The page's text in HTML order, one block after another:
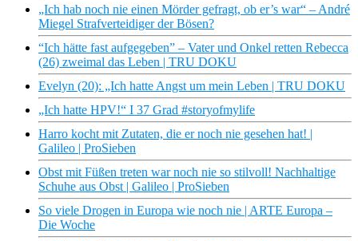
„Ich hab noch nie einen Mörder gefragt, ob er’s war“ – André
Miegel Strafverteidiger der Bösen?
“Ich hätte fast aufgegeben” – Vater und Onkel retten Rebecca
(26) zweimal das Leben | TRU DOKU
Evelyn (20): „Ich hatte Angst um mein Leben | TRU DOKU
„Ich hatte HPV!“ I 37 Grad #storyofmylife
Harro kocht mit Zutaten, die er noch nie gesehen hat! |
Galileo | ProSieben
Obst mit Füßen treten war noch nie so stilvoll! Nachhaltige
Schuhe aus Obst | Galileo | ProSieben
So viele Drogen in Europa wie noch nie | ARTE Europa –
Die Woche